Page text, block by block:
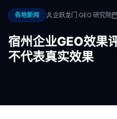
各地新闻 企跃龙门 GEO 研究院
宿州企业GEO效果
不代表真实效果